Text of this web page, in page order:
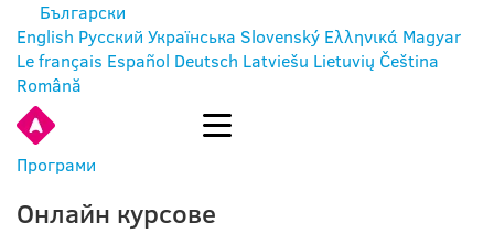
Български
English Русский Українська Slovenský Ελληνικά Magyar
Le français Español Deutsch Latviešu Lietuvių Čeština
Română
Програми
Онлайн курсове